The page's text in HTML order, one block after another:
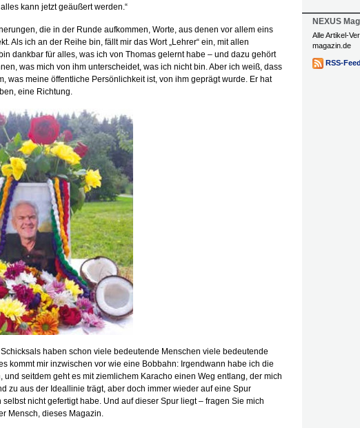
kann jetzt geäußert werden.“
die in der Runde aufkommen, Worte, aus denen vor allem eins
Als ich an der Reihe bin, fällt mir das Wort „Lehrer“ ein, mit allen
dankbar für alles, was ich von Thomas gelernt habe – und dazu gehört
was mich von ihm unterscheidet, was ich nicht bin. Aber ich weiß, dass
was meine öffentliche Persönlichkeit ist, von ihm geprägt wurde. Er hat
eine Richtung.
haben schon viele bedeutende Menschen viele bedeutende
kommt mir inzwischen vor wie eine Bobbahn: Irgendwann habe ich die
und seitdem geht es mit ziemlichem Karacho einen Weg entlang, der mich
zu aus der Ideallinie trägt, aber doch immer wieder auf eine Spur
nicht gefertigt habe. Und auf dieser Spur liegt – fragen Sie mich
Mensch, dieses Magazin.
NEXUS
Alle Artikel-
magazin.de
RSS-